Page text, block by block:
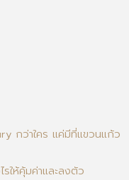
กว่าใคร แค่มีที่แขวนแก้ว
ให้คุ้มค่าและลงตัว